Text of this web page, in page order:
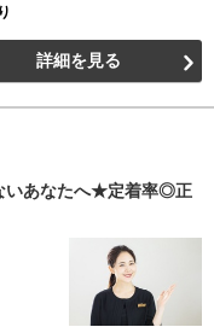
詳細を見る
いあなたへ★定着率◎正